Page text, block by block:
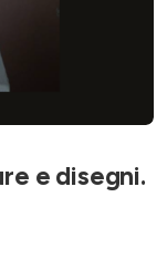
e disegni.